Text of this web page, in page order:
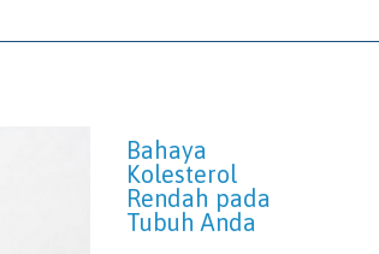
Bahaya
Kolesterol
Rendah pada
Tubuh Anda